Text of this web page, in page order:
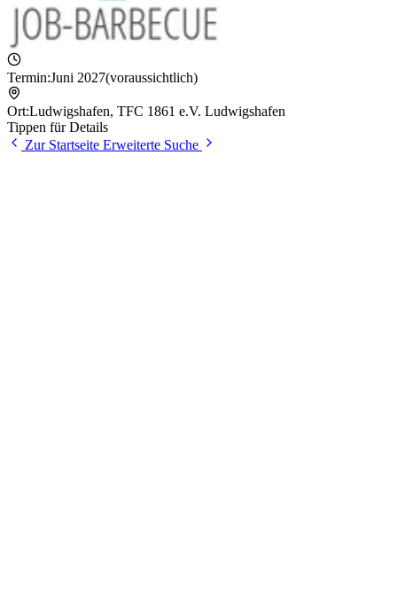
Termin:Juni 2027(voraussichtlich)
Ort:Ludwigshafen, TFC 1861 e.V. Ludwigshafen
Tippen für Details
Zur Startseite Erweiterte Suche